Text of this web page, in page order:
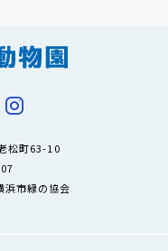
松町63-10
浜市緑の協会